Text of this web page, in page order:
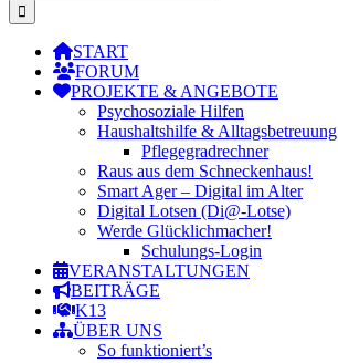
START
FORUM
PROJEKTE & ANGEBOTE
Psychosoziale Hilfen
Haushaltshilfe & Alltagsbetreuung
Pflegegradrechner
Raus aus dem Schneckenhaus!
Smart Ager – Digital im Alter
Digital Lotsen (Di@-Lotse)
Werde Glücklichmacher!
Schulungs-Login
VERANSTALTUNGEN
BEITRÄGE
K13
ÜBER UNS
So funktioniert’s